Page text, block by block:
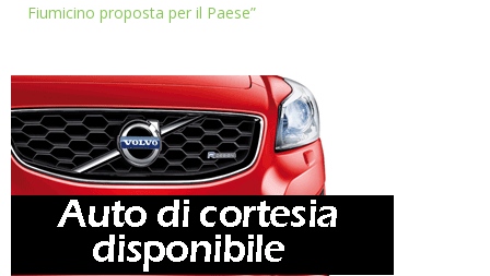
Fiumicino proposta per il Paese”